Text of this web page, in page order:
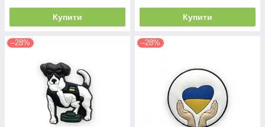
Купити Купити
–28% –28%